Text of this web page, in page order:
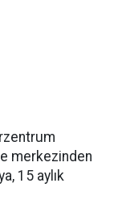
merkezinden
15 aylık